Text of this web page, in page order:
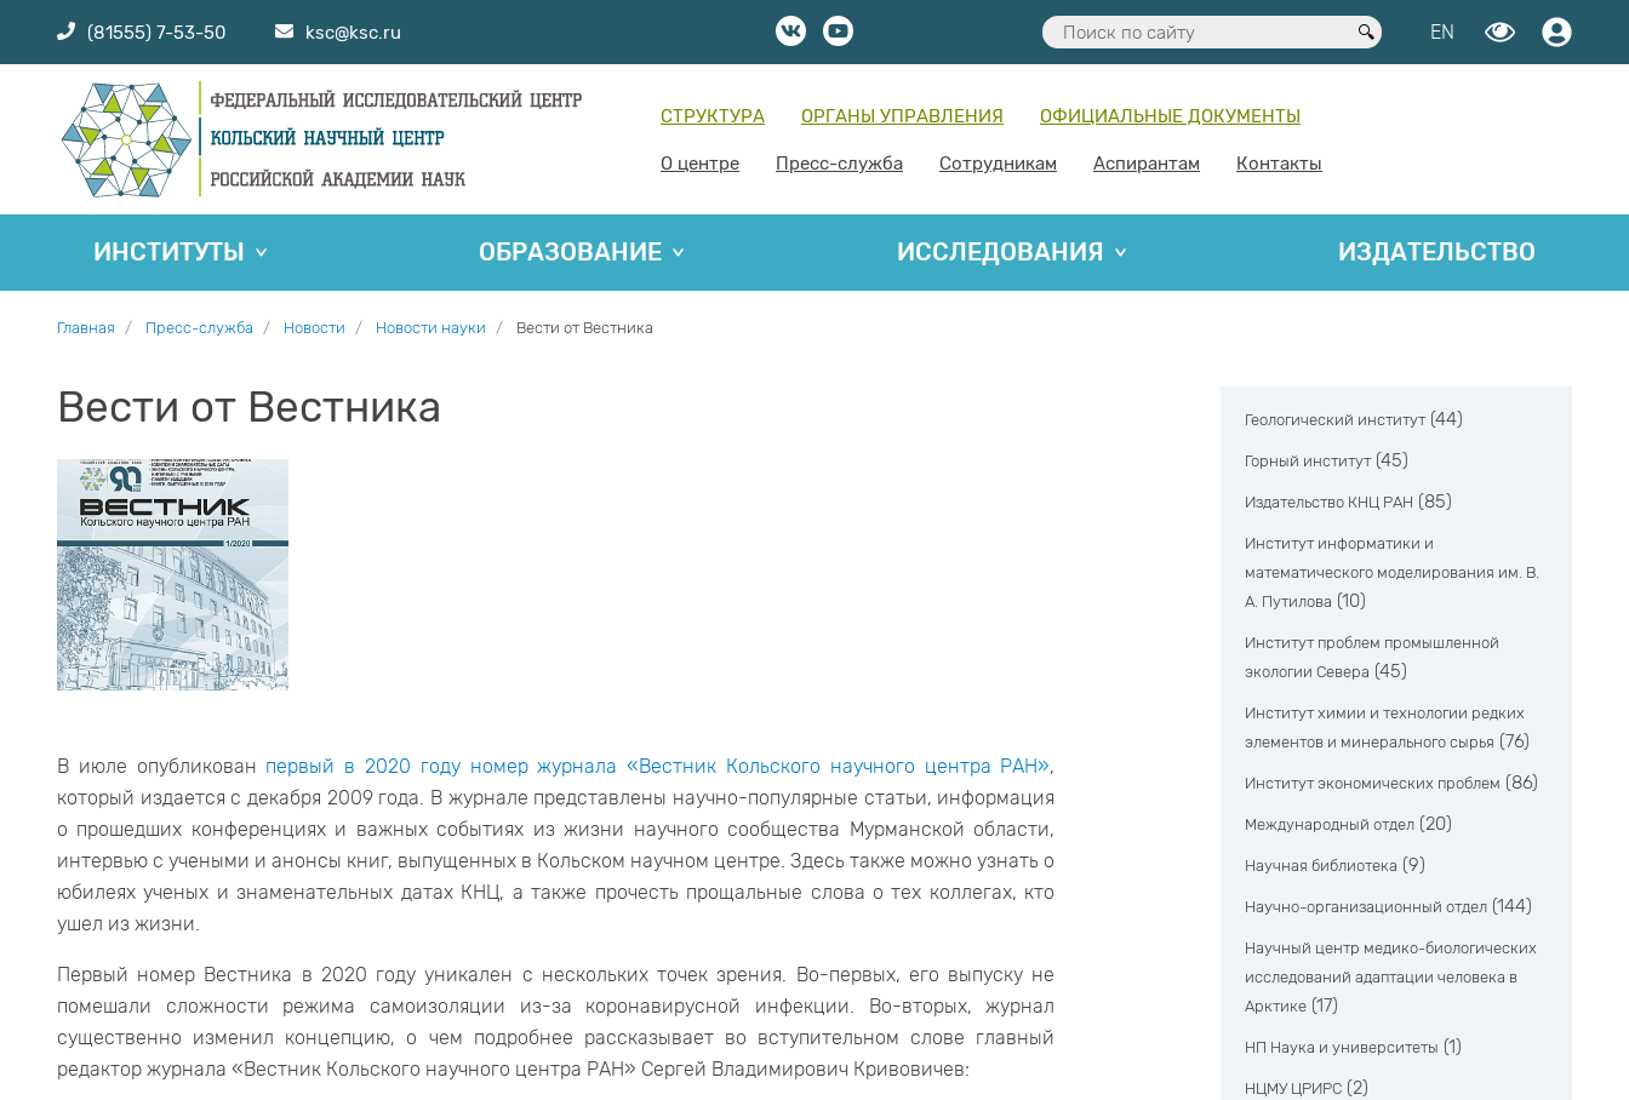
(81555) 7-53-50 ksc@ksc.ru EN
СТРУКТУРА ОРГАНЫ УПРАВЛЕНИЯ ОФИЦИАЛЬНЫЕ ДОКУМЕНТЫ
О центре Пресс-служба Сотрудникам Аспирантам Контакты
ИНСТИТУТЫ ОБРАЗОВАНИЕ ИССЛЕДОВАНИЯ ИЗДАТЕЛЬСТВО
Главная Пресс-служба Новости Новости науки Вести от Вестника
Вести от Вестника
В июле опубликован первый в 2020 году номер журнала «Вестник Кольского научного центра РАН»,
который издается с декабря 2009 года. В журнале представлены научно-популярные статьи, информация
о прошедших конференциях и важных событиях из жизни научного сообщества Мурманской области,
интервью с учеными и анонсы книг, выпущенных в Кольском научном центре. Здесь также можно узнать о
юбилеях ученых и знаменательных датах КНЦ, а также прочесть прощальные слова о тех коллегах, кто
ушел из жизни.
Первый номер Вестника в 2020 году уникален с нескольких точек зрения. Во-первых, его выпуску не
помешали сложности режима самоизоляции из-за коронавирусной инфекции. Во-вторых, журнал
существенно изменил концепцию, о чем подробнее рассказывает во вступительном слове главный
редактор журнала «Вестник Кольского научного центра РАН» Сергей Владимирович Кривовичев:
Геологический институт (44)
Горный институт (45)
Издательство КНЦ РАН (85)
Институт информатики и
математического моделирования им. В.
А. Путилова (10)
Институт проблем промышленной
экологии Севера (45)
Институт химии и технологии редких
элементов и минерального сырья (76)
Институт экономических проблем (86)
Международный отдел (20)
Научная библиотека (9)
Научно-организационный отдел (144)
Научный центр медико-биологических
исследований адаптации человека в
Арктике (17)
НП Наука и университеты (1)
НЦМУ ЦРИРС (2)